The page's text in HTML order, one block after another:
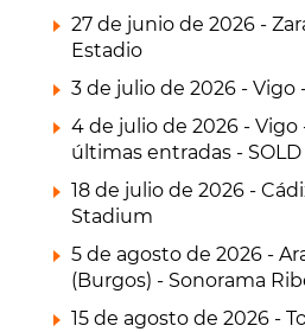
27 de junio de 2026 -
Estadio
3 de julio de 2026 - Vigo
4 de julio de 2026 - Vigo
últimas entradas - SOLD
18 de julio de 2026 -
Stadium
5 de agosto de 2026 -
(Burgos) - Sonorama
15 de agosto de 2026 -